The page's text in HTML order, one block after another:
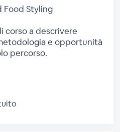
Food Styling
corso a descrivere
e opportunità
percorso.